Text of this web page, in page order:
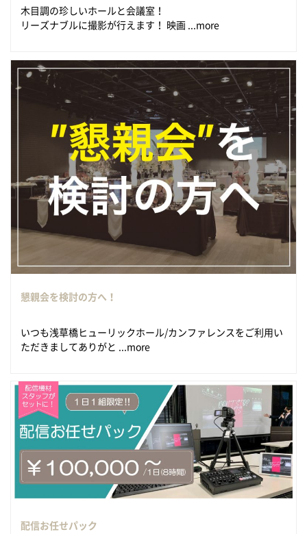
木目調の珍しいホールと会議室！
リーズナブルに撮影が行えます！ 映画 ...more
懇親会を検討の方へ！
いつも浅草橋ヒューリックホール/カンファレンスをご利用い
ただきましてありがと ...more
配信お任せパック